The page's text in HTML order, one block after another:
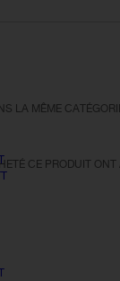
LA MÊME
CE PRODUIT ONT